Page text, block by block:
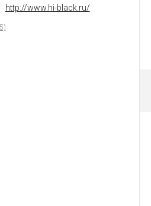
http://www.hi-black.ru/